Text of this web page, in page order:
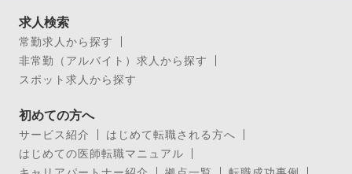
求人検索
常勤求人から探す
非常勤（アルバイト）求人から探す
スポット求人から探す
初めての方へ
サービス紹介
はじめて転職される方へ
はじめての医師転職マニュアル